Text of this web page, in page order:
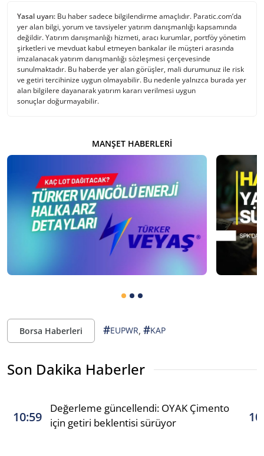
Yasal uyarı: Bu haber sadece bilgilendirme amaçlıdır. Paratic.com’da
yer alan bilgi, yorum ve tavsiyeler yatırım danışmanlığı kapsamında
değildir. Yatırım danışmanlığı hizmeti, aracı kurumlar, portföy yönetim
şirketleri ve mevduat kabul etmeyen bankalar ile müşteri arasında
imzalanacak yatırım danışmanlığı sözleşmesi çerçevesinde
sunulmaktadır. Bu haberde yer alan görüşler, mali durumunuz ile risk
ve getiri tercihinize uygun olmayabilir. Bu nedenle yalnızca burada yer
alan bilgilere dayanarak yatırım kararı verilmesi uygun
sonuçlar doğurmayabilir.
MANŞET HABERLERI
Borsa Haberleri #EUPWR, #KAP
Son Dakika Haberler
10:59
Değerleme güncellendi: OYAK Çimento
için getiri beklentisi sürüyor